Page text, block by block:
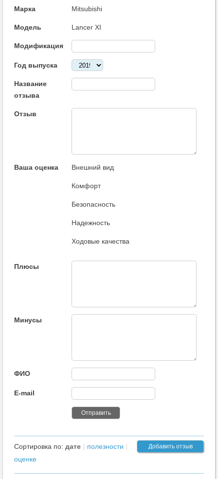
Марка Mitsubishi
Модель Lancer XI
Модификация
Год выпуска
Название
отзыва
Отзыв
Ваша оценка Внешний вид
Комфорт
Безопасность
Надежность
Ходовые качества
Плюсы
Минусы
ФИО
E-mail
Добавить отзыв
Сортировка по: дате
полезности
оценке